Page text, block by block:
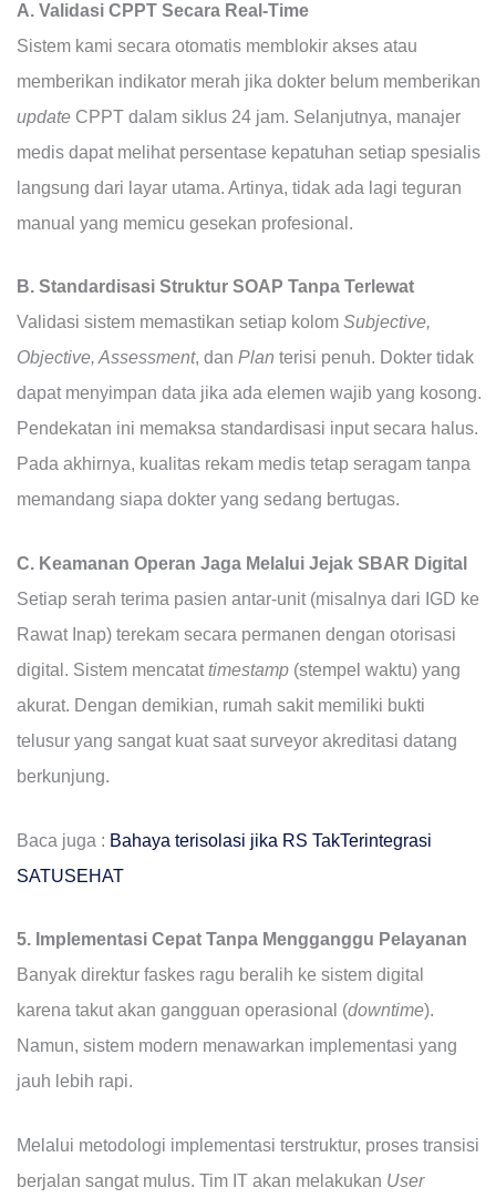
A. Validasi CPPT Secara Real-Time
Sistem kami secara otomatis memblokir akses atau
memberikan indikator merah jika dokter belum memberikan
updateCPPT dalam siklus 24 jam. Selanjutnya, manajer
medis dapat melihat persentase kepatuhan setiap spesialis
langsung dari layar utama. Artinya, tidak ada lagi teguran
manual yang memicu gesekan profesional.
B. Standardisasi Struktur SOAP Tanpa Terlewat
Validasi sistem memastikan setiap kolom Subjective,
Objective, Assessment, dan Plan terisi penuh. Dokter tidak
dapat menyimpan data jika ada elemen wajib yang kosong.
Pendekatan ini memaksa standardisasi input secara halus.
Pada akhirnya, kualitas rekam medis tetap seragam tanpa
memandang siapa dokter yang sedang bertugas.
C. Keamanan Operan Jaga Melalui Jejak SBAR Digital
Setiap serah terima pasien antar-unit (misalnya dari IGD ke
Rawat Inap) terekam secara permanen dengan otorisasi
digital. Sistem mencatattimestamp(stempel waktu) yang
akurat. Dengan demikian, rumah sakit memiliki bukti
telusur yang sangat kuat saat surveyor akreditasi datang
berkunjung.
Baca juga : Bahaya terisolasi jika RS TakTerintegrasi
SATUSEHAT
5. Implementasi Cepat Tanpa Mengganggu Pelayanan
Banyak direktur faskes ragu beralih ke sistem digital
karena takut akan gangguan operasional (downtime).
Namun, sistem modern menawarkan implementasi yang
jauh lebih rapi.
Melalui metodologi implementasi terstruktur, proses transisi
berjalan sangat mulus. Tim IT akan melakukan User